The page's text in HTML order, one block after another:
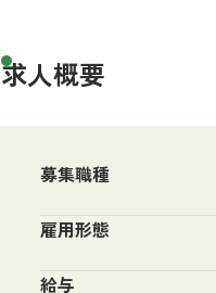
求人概要
募集職種
雇用形態
給与